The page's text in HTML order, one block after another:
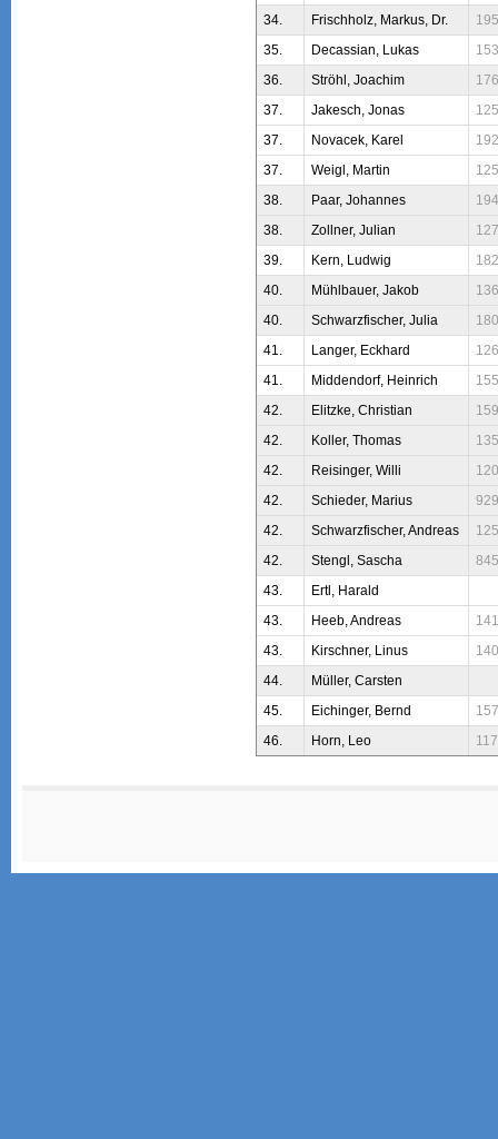
34.
Frischholz, Markus, Dr.
35.
Decassian, Lukas
36.
Ströhl, Joachim
37.
Jakesch, Jonas
37.
Novacek, Karel
37.
Weigl, Martin
38.
Paar, Johannes
38.
Zollner, Julian
39.
Kern, Ludwig
40.
Mühlbauer, Jakob
40.
Schwarzfischer, Julia
41.
Langer, Eckhard
41.
Middendorf, Heinrich
42.
Elitzke, Christian
42.
Koller, Thomas
42.
Reisinger, Willi
42.
Schieder, Marius
929
42.
Schwarzfischer, Andreas
42.
Stengl, Sascha
845
43.
Ertl, Harald
43.
Heeb, Andreas
43.
Kirschner, Linus
44.
Müller, Carsten
45.
Eichinger, Bernd
46.
Horn, Leo